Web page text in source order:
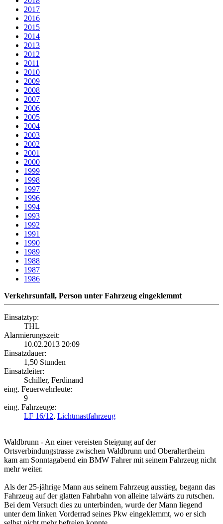
2017
2016
2015
2014
2013
2012
2011
2010
2009
2008
2007
2006
2005
2004
2003
2002
2001
2000
1999
1998
1997
1996
1994
1993
1992
1991
1990
1989
1988
1987
1986
Verkehrsunfall, Person unter Fahrzeug eingeklemmt
Einsatztyp:
THL
Alarmierungszeit:
10.02.2013 20:09
Einsatzdauer:
1,50 Stunden
Einsatzleiter:
Schiller, Ferdinand
eing. Feuerwehrleute:
9
eing. Fahrzeuge:
LF 16/12, Lichtmastfahrzeug
Waldbrunn - An einer vereisten Steigung auf der
Ortsverbindungstrasse zwischen Waldbrunn und Oberaltertheim
kam am Sonntagabend ein BMW Fahrer mit seinem Fahrzeug nicht
mehr weiter.
Als der 25-jährige Mann aus seinem Fahrzeug ausstieg, begann das
Fahrzeug auf der glatten Fahrbahn von alleine talwärts zu rutschen.
Bei dem Versuch dies zu unterbinden, wurde der Mann liegend
unter dem linken Vorderrad seines Pkw eingeklemmt, wo er sich